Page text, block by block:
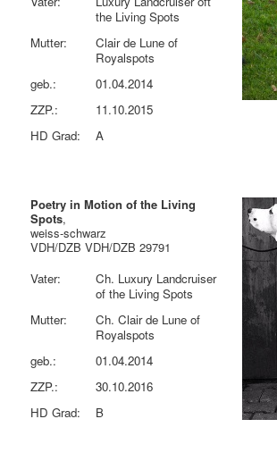
the Living Spots
Mutter:
Clair de Lune of
Royalspots
geb.:
01.04.2014
ZZP.:
11.10.2015
HD Grad:
A
Poetry in Motion of the Living
Spots,
weiss-schwarz
VDH/DZB VDH/DZB 29791
Vater:
Ch. Luxury Landcruiser
of the Living Spots
Mutter:
Ch. Clair de Lune of
Royalspots
geb.:
01.04.2014
ZZP.:
30.10.2016
HD Grad:
B